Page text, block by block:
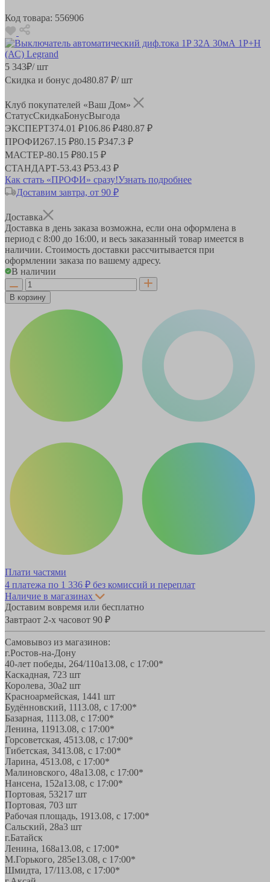
Код товара: 556906
5 343₽/ шт
Скидка и бонус до480.87 ₽/ шт
Клуб покупателей «Ваш Дом»
СтатусСкидкаБонусВыгода
ЭКСПЕРТ374.01 ₽106.86 ₽480.87 ₽
ПРОФИ267.15 ₽80.15 ₽347.3 ₽
МАСТЕР-80.15 ₽80.15 ₽
СТАНДАРТ-53.43 ₽53.43 ₽
Как стать «ПРОФИ» сразу!Узнать подробнее
Доставим завтра, от 90 ₽
Доставка
Доставка в день заказа возможна, если она оформлена в
период с 8:00 до 16:00, и весь заказанный товар имеется в
наличии. Стоимость доставки рассчитывается при
оформлении заказа по вашему адресу.
В наличии
В корзину
Плати частями
4 платежа по 1 336 ₽ без комиссий и переплат
Наличие в магазинах
Доставим вовремя или бесплатно
Завтраот 2-х часовот 90 ₽
Самовывоз из магазинов:
г.Ростов-на-Дону
40-лет победы, 264/110а13.08, с 17:00*
Каскадная, 723 шт
Королева, 30а2 шт
Красноармейская, 1441 шт
Будённовский, 1113.08, с 17:00*
Базарная, 1113.08, с 17:00*
Ленина, 11913.08, с 17:00*
Горсоветская, 4513.08, с 17:00*
Тибетская, 3413.08, с 17:00*
Ларина, 4513.08, с 17:00*
Малиновского, 48а13.08, с 17:00*
Нансена, 152а13.08, с 17:00*
Портовая, 53217 шт
Портовая, 703 шт
Рабочая площадь, 1913.08, с 17:00*
Сальский, 28a3 шт
г.Батайск
Ленина, 168а13.08, с 17:00*
М.Горького, 285е13.08, с 17:00*
Шмидта, 17/113.08, с 17:00*